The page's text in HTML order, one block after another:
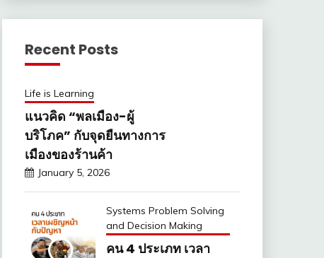
Recent Posts
Life is Learning
แนวคิด “พลเมือง-ผู้
บริโภค” กับจุดยืนทางการ
เมืองของร้านค้า
January 5, 2026
Systems Problem Solving
and Decision Making
คน 4 ประเภท เวลา